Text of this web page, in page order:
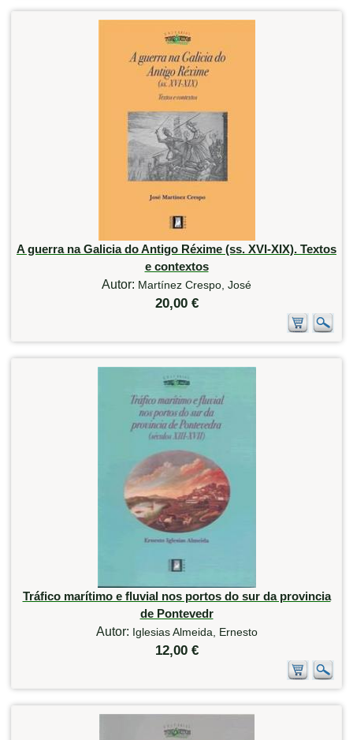
A guerra na Galicia do Antigo Réxime (ss. XVI-XIX). Textos
e contextos
Autor: Martínez Crespo, José
20,00 €
Tráfico marítimo e fluvial nos portos do sur da provincia
de Pontevedr
Autor: Iglesias Almeida, Ernesto
12,00 €